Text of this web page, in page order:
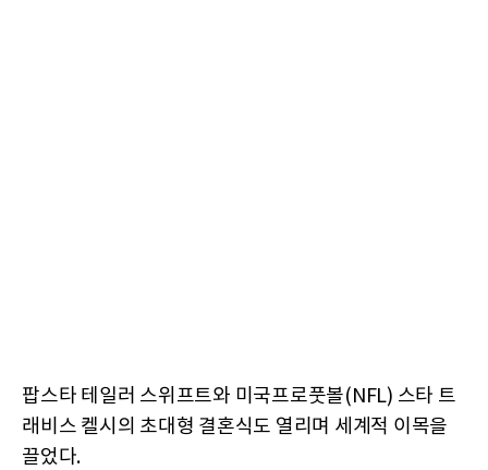
팝스타 테일러 스위프트와 미국프로풋볼(NFL) 스타 트
래비스 켈시의 초대형 결혼식도 열리며 세계적 이목을
끌었다.